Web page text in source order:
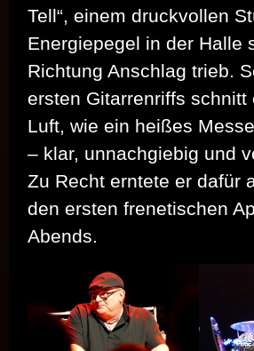
Tell“, einem druckvollen
Energiepegel in der Halle
Richtung Anschlag trieb.
ersten Gitarrenriffs schnitt
Luft, wie ein heißes
– klar, unnachgiebig und
Zu Recht erntete er dafür
den ersten frenetischen
Abends.